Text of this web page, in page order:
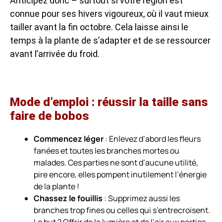
connue pour ses hivers vigoureux, où il vaut mieux
tailler avant la fin octobre. Cela laisse ainsi le
temps à la plante de s’adapter et de se ressourcer
avant l’arrivée du froid.
Mode d’emploi : réussir la taille sans
faire de bobos
Commencez léger: Enlevez d’abord les fleurs
fanées et toutes les branches mortes ou
malades. Ces parties ne sont d’aucune utilité,
pire encore, elles pompent inutilement l’énergie
de la plante !
Chassez le fouillis : Supprimez aussi les
branches trop fines ou celles qui s’entrecroisent.